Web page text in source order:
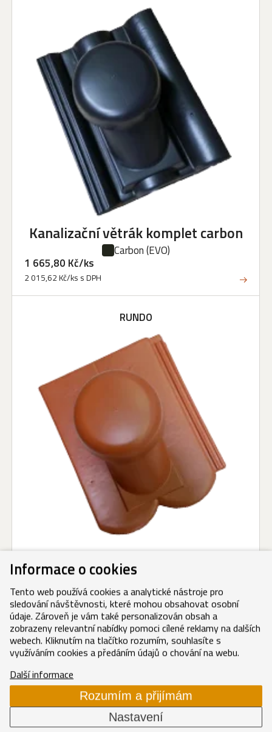
Kanalizační větrák komplet carbon
Carbon(EVO)
1 665,80 Kč/ks
2 015,62 Kč/ks s DPH
RUNDO
Kanalizační větrák komplet cihlově
červený
Cihlově červená(Inova)
1 782 Kč/ks
2 156,22 Kč/ks s DPH
SYNUS
Kanalizační větrák komplet červený
Červená(ColorSystem)
1 665,80 Kč/ks
Informace o cookies
Tento web používá cookies a analytické nástroje pro
sledování návštěvnosti, které mohou obsahovat osobní
údaje. Zároveň je vám také personalizován obsah a
zobrazeny relevantní nabídky pomoci cílené reklamy na dalších
webech. Kliknutím na tlačítko rozumím, souhlasíte s
využíváním cookies a předáním údajů o chování na webu.
Další informace
Rozumím a přijímám
Nastavení